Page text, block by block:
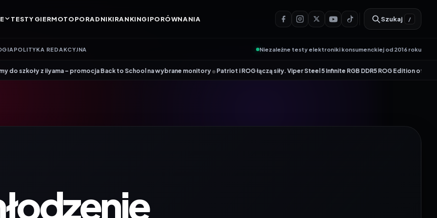
TESTY GIERMOTOPORADNIKIRANKINGIPORÓWNANIA Szukaj /
POLITYKA REDAKCYJNA Niezależne testy elektroniki konsumenckiej od 2016 roku
– promocja Back to School na wybrane monitory•Patriot i ROG łączą siły. Viper Steel 5 Infinite RGB DDR5 ROG Edition oferuje taktowanie